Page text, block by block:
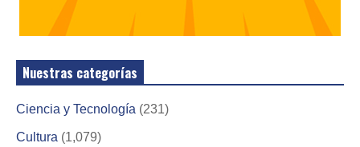
Nuestras categorías
Ciencia y Tecnología (231)
Cultura (1,079)